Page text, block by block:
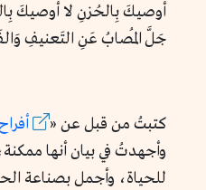
أوصيكَ بِالحُزنِ لا أوصيكَ
جَلَّ المُصابُ عَنِ التَعنيفِ
كتبتُ من قبل عن «
وأجهدتُ في بيان أنها
للحياة، وأجمل بصناعة